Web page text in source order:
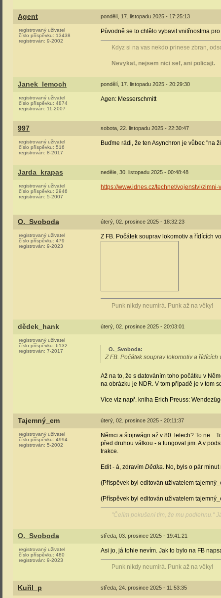
Agent pondělí, 17. listopadu 2025 - 17:25:13
registrovaný uživatel
číslo příspěvku: 13438
registrován: 9-2002
Původně se to chtělo vybavit vnitřnostma
Kdyz si na vas nekdo prinese zbran,
Nevykat, nejsem nici sef, ani policajt.
Janek_lemoch pondělí, 17. listopadu 2025 - 20:29:30
registrovaný uživatel
číslo příspěvku: 4874
registrován: 11-2007
Agen: Messerschmitt
997 sobota, 22. listopadu 2025 - 22:30:47
registrovaný uživatel
číslo příspěvku: 516
registrován: 8-2017
Buďme rádi, že ten Asynchron je vůbec "na
Jarda_krapas neděle, 30. listopadu 2025 - 00:48:48
registrovaný uživatel
číslo příspěvku: 2946
registrován: 5-2007
https://www.idnes.cz/technet/vojenstvi/
O._Svoboda úterý, 02. prosince 2025 - 18:32:23
registrovaný uživatel
číslo příspěvku: 479
registrován: 9-2023
Z FB. Počátek souprav lokomotiv a řídících
Punk nikdy neumírá. Punk až na věky!
dědek_hank úterý, 02. prosince 2025 - 20:03:01
registrovaný uživatel
číslo příspěvku: 6132
registrován: 7-2017 O._Svoboda:
Z FB. Počátek souprav lokomotiv a řídících
Až na to, že s datováním toho počátku v
na obrázku je NDR. V tom případě je v tom
Více viz např. kniha Erich Preuss:
Tajemný_em úterý, 02. prosince 2025 - 20:11:37
registrovaný uživatel
číslo příspěvku: 4994
registrován: 5-2002
Němci a štojrwágn až v 80. letech? To ne...
před druhou válkou - a fungoval jim. A v
trakce.
Edit - á, zdravím Dědka. No, byls o pár
(Příspěvek byl editován uživatelem
(Příspěvek byl editován uživatelem
"Čelím pokušení tím, že mu podlehnu."
O._Svoboda středa, 03. prosince 2025 - 19:41:21
registrovaný uživatel
číslo příspěvku: 480
registrován: 9-2023
Asi jo, já tohle nevím. Jak to bylo na FB
Punk nikdy neumírá. Punk až na věky!
Kuřil_p středa, 24. prosince 2025 - 11:53:35